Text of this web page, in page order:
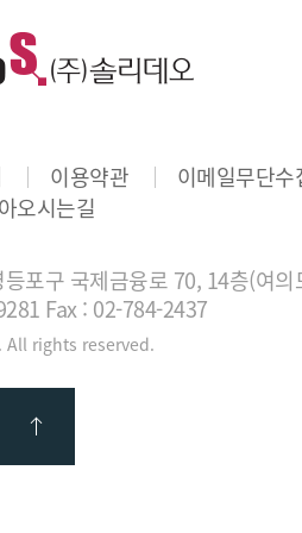
이용약관
이메일무단수
오시는길
포구 국제금융로 70, 14층(여
Fax : 02-784-2437
rights reserved.